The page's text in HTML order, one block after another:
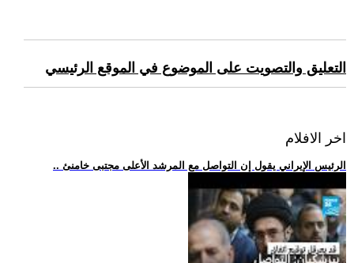
التعليق والتصويت على الموضوع في الموقع الرئيسي
اخر الافلام
.. الرئيس الإيراني يقول إن التواصل مع المرشد الأعلى مجتبى خامنئ